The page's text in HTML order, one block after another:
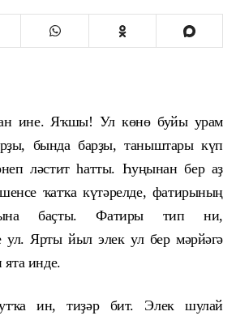
ине. Яҡшы! Ул көнө буйы урам
бында барҙы, таныштары күп
ләстит һатты. Һуңынан бер аҙ
ҡатҡа күтәрелде, фатирының
баҫты. Фатиры тип ни,
Ярты йыл элек ул бер мәрйәгә
инде.
ин, тиҙәр бит. Элек шулай